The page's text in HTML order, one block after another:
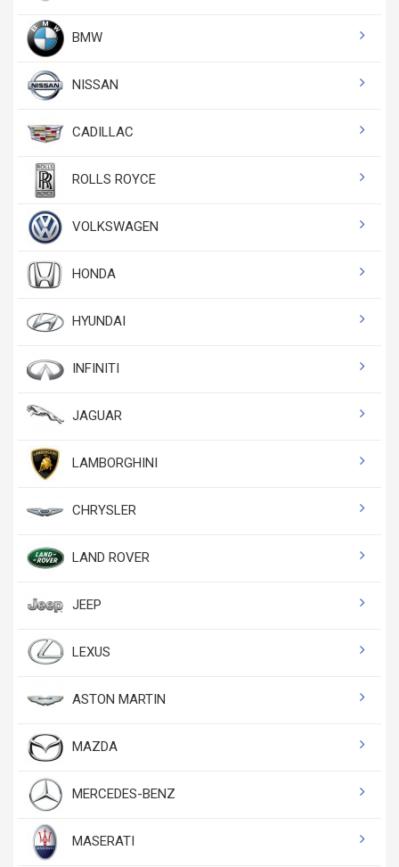
BMW
NISSAN
CADILLAC
ROLLS ROYCE
VOLKSWAGEN
HONDA
HYUNDAI
INFINITI
JAGUAR
LAMBORGHINI
CHRYSLER
LAND ROVER
JEEP
LEXUS
ASTON MARTIN
MAZDA
MERCEDES-BENZ
MASERATI